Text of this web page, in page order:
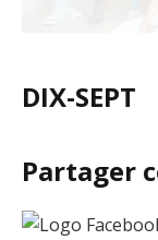
DIX-SEPT
Partager